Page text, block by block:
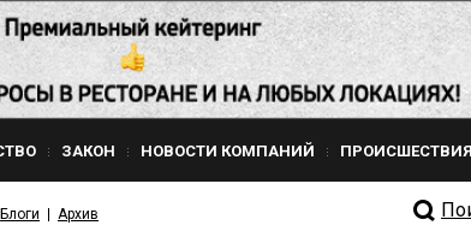
ЗАКОН НОВОСТИ КОМПАНИЙ ПРОИСШЕСТВИЯ
Блоги Архив